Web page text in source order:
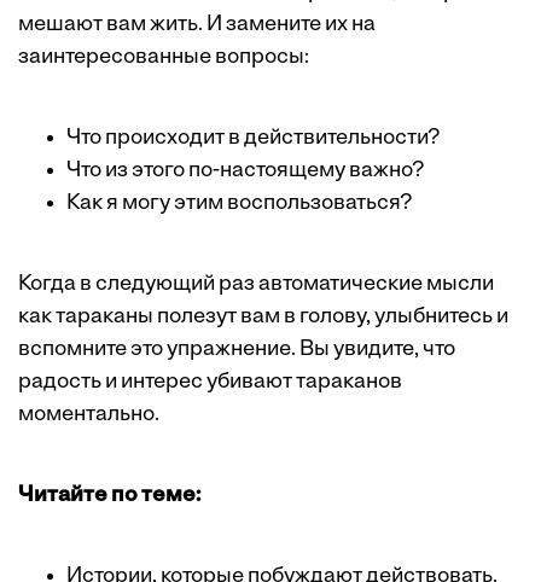
мешают вам жить. И замените их на
заинтересованные вопросы:
Что происходит в действительности?
Что из этого по-настоящему важно?
Как я могу этим воспользоваться?
Когда в следующий раз автоматические мысли
как тараканы полезут вам в голову, улыбнитесь и
вспомните это упражнение. Вы увидите, что
радость и интерес убивают тараканов
моментально.
Читайте по теме:
Истории, которые побуждают действовать.